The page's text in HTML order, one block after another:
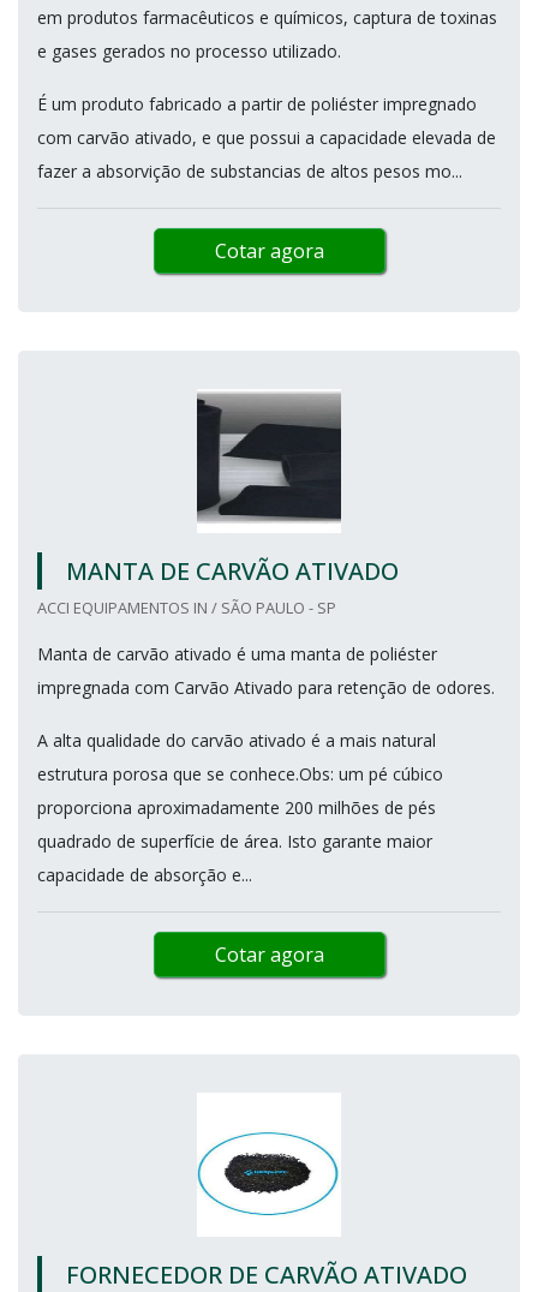
em produtos farmacêuticos e químicos, captura de toxinas
e gases gerados no processo utilizado.
É um produto fabricado a partir de poliéster impregnado
com carvão ativado, e que possui a capacidade elevada de
fazer a absorvição de substancias de altos pesos mo...
Cotar agora
MANTA DE CARVÃO ATIVADO
ACCI EQUIPAMENTOS IN / SÃO PAULO - SP
Manta de carvão ativado é uma manta de poliéster
impregnada com Carvão Ativado para retenção de odores.
A alta qualidade do carvão ativado é a mais natural
estrutura porosa que se conhece.Obs: um pé cúbico
proporciona aproximadamente 200 milhões de pés
quadrado de superfície de área. Isto garante maior
capacidade de absorção e...
Cotar agora
FORNECEDOR DE CARVÃO ATIVADO